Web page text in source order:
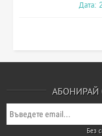
Дата:
АБОНИРАЙ
Без